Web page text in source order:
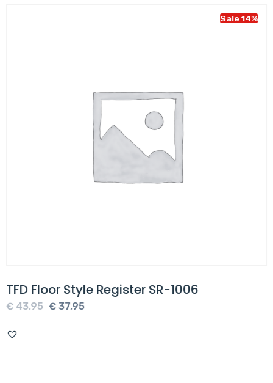
Sale 14%
TFD Floor Style Register SR-1006
€43,95 Oorspronkelijke
€ 37,95Huidige